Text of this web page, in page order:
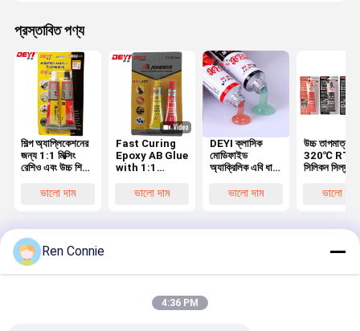
প্রস্তাবিত পণ্য
শিল্প অ্যাপ্লিকেশনের
জন্য 1:1 মিক্সিং
রেশিও এবং উচ্চ শিয়ার
সহ ফাস্ট কিউরিং
ভালো দাম
Fast Curing
Epoxy AB Glue
with 1:1
and High
≥20Mpa for
ভালো দাম
DEYI ক্লাসিক
মোডিফাইড
অ্যাক্রিলিক এবি ধাতু
5 মিনিটের প্রাথমিক
ভালো দাম
উচ্চ তাপমাত্রা
320℃ RTV
সিলিকন সিল্যান্ট
অ্যাসিটক্সি
ভালো দাম
করুন
সাইট ম্যাপ
গোপনীয়তা নীতি
Ren Connie
4:36 PM